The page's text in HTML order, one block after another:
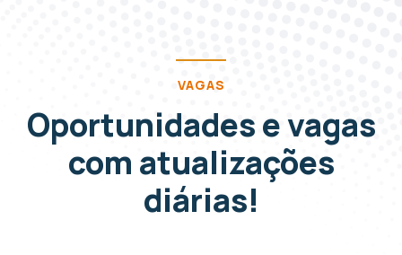
VAGAS
Oportunidades e vagas
com atualizações
diárias!